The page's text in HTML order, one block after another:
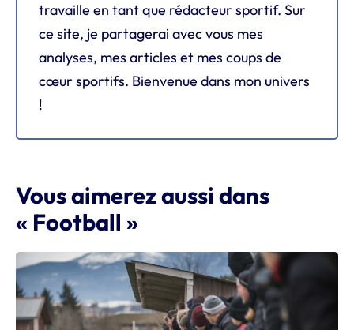
travaille en tant que rédacteur sportif. Sur
ce site, je partagerai avec vous mes
analyses, mes articles et mes coups de
cœur sportifs. Bienvenue dans mon univers
!
Vous aimerez aussi dans
« Football »